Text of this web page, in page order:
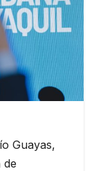
Guayas,
de